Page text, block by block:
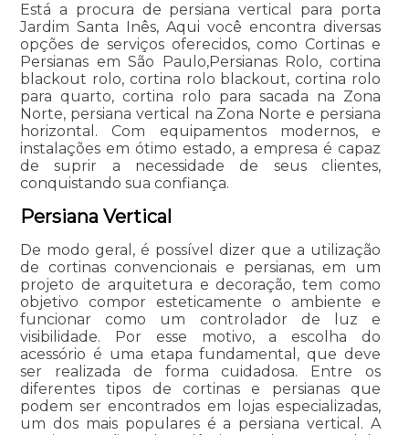
Está a procura de persiana vertical para porta
Jardim Santa Inês, Aqui você encontra diversas
opções de serviços oferecidos, como Cortinas e
Persianas em São Paulo,Persianas Rolo, cortina
blackout rolo, cortina rolo blackout, cortina rolo
para quarto, cortina rolo para sacada na Zona
Norte, persiana vertical na Zona Norte e persiana
horizontal. Com equipamentos modernos, e
instalações em ótimo estado, a empresa é capaz
de suprir a necessidade de seus clientes,
conquistando sua confiança.
Persiana Vertical
De modo geral, é possível dizer que a utilização
de cortinas convencionais e persianas, em um
projeto de arquitetura e decoração, tem como
objetivo compor esteticamente o ambiente e
funcionar como um controlador de luz e
visibilidade. Por esse motivo, a escolha do
acessório é uma etapa fundamental, que deve
ser realizada de forma cuidadosa. Entre os
diferentes tipos de cortinas e persianas que
podem ser encontrados em lojas especializadas,
um dos mais populares é a persiana vertical. A